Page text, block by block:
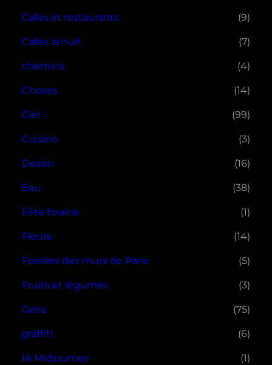
Cafés et restaurants (9)
Cafés la nuit (7)
chemins (4)
Choses (14)
Ciel (99)
Cuisine (3)
Dessin (16)
Eau (38)
Fête foraine (1)
Fleurs (14)
Fossiles des murs de Paris (5)
Fruits et légumes (3)
Gens (75)
graffiti (6)
IA Midjourney (1)